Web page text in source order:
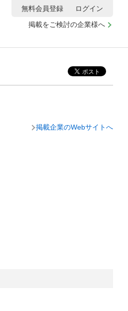
掲載をご検討の企業様へ
無料会員登録 ログイン
掲載企業のWebサイトへ